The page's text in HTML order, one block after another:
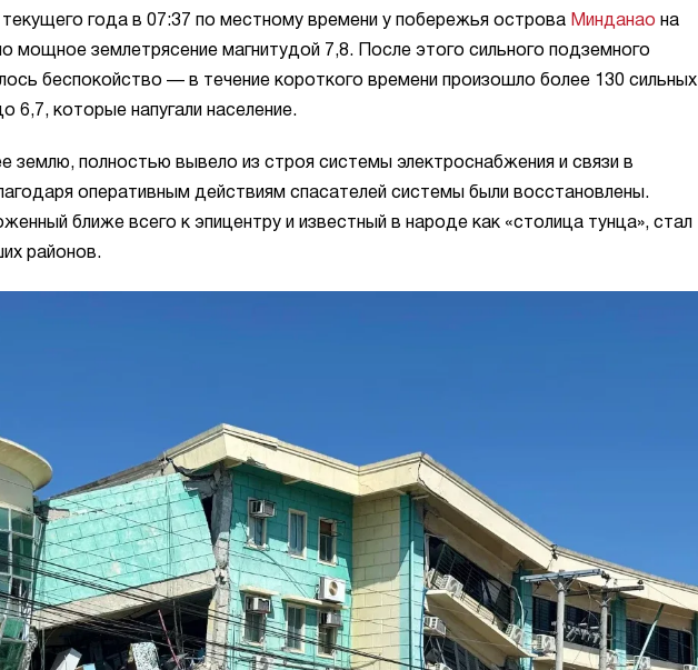
текущего года в 07:37 по местному времени у побережья острова Минданао на
мощное землетрясение магнитудой 7,8. После этого сильного подземного
беспокойство — в течение короткого времени произошло более 130 сильных
которые напугали население.
землю, полностью вывело из строя системы электроснабжения и связи в
оперативным действиям спасателей системы были восстановлены.
ближе всего к эпицентру и известный в народе как «столица тунца», стал
районов.